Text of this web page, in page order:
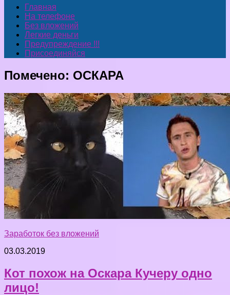
Главная
На телефоне
Без вложений
Легкие деньги
Предупреждение !!!
Присоединяйся
Помечено: ОСКАРА
Заработок без вложений
03.03.2019
Кот похож на Оскара Кучеру одно
лицо!